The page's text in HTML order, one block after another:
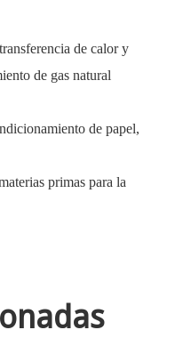
de calor y
de gas natural
de papel,
primas para la